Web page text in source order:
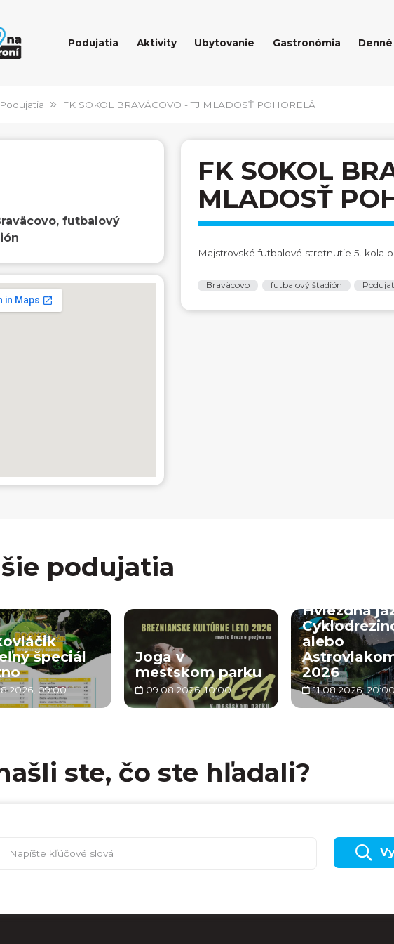
Podujatia Aktivity Ubytovanie Gastronómia
Podujatia FK SOKOL BRAVÄCOVO - TJ MLADOSŤ POHORELÁ
futbalový
FK SOKOL
MLADOSŤ
Majstrovské futbalové stretnutie 5. kola
Braväcovo futbalový štadión
podujatia
špeciál
09:00
Joga v
mestskom parku
09.08.2026, 10:00
Hviezdna
alebo
2026
11.08.2026, 20:00
ste, čo ste hľadali?